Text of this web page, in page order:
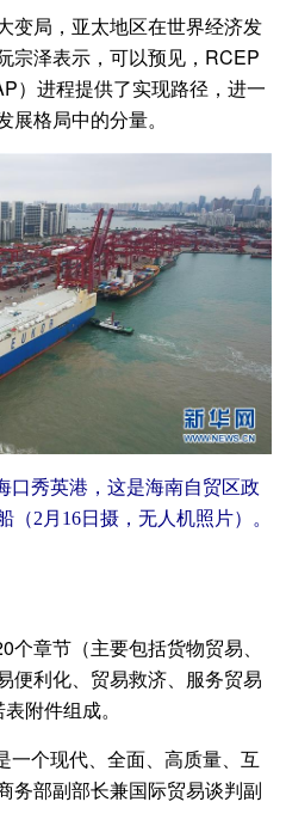
局，亚太地区在世界经济发
宗泽表示，可以预见，RCEP
）进程提供了实现路径，进一
格局中的分量。
秀英港，这是海南自贸区政
2月16日摄，无人机照片）。
章节（主要包括货物贸易、
便利化、贸易救济、服务贸易
附件组成。
个现代、全面、高质量、互
部副部长兼国际贸易谈判副